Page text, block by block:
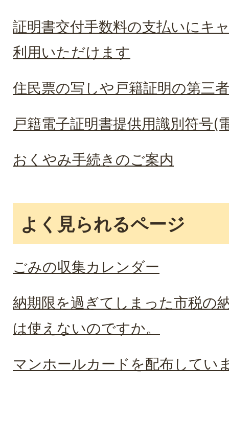
証明書交付手数料の支払いにキ
利用いただけます
住民票の写しや戸籍証明の第三
戸籍電子証明書提供用識別符号(
おくやみ手続きのご案内
よく見られるページ
ごみの収集カレンダー
納期限を過ぎてしまった市税の
は使えないのですか。
マンホールカードを配布してい